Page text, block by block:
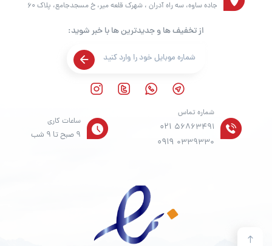
شماره تماس
021 56863491
0919 0339330
ساعات کاری
9 صبح تا 9 شب
جاده ساوه، سه راه آدران ، شهرک قلعه میر، خ مسجدجامع، پلاک 60
از تخفیف ها و جدیدترین ها با خبر شوید: